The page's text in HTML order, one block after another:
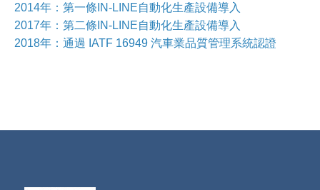
2014年：第一條IN-LINE自動化生產設備導入
2017年：第二條IN-LINE自動化生產設備導入
2018年：通過 IATF 16949 汽車業品質管理系統認證